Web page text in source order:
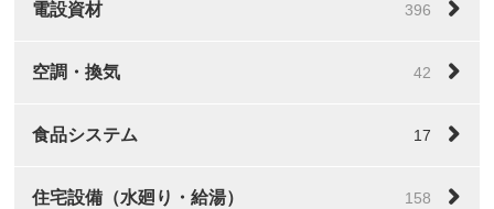
電設資材 396
空調・換気 42
食品システム 17
住宅設備（水廻り・給湯） 158